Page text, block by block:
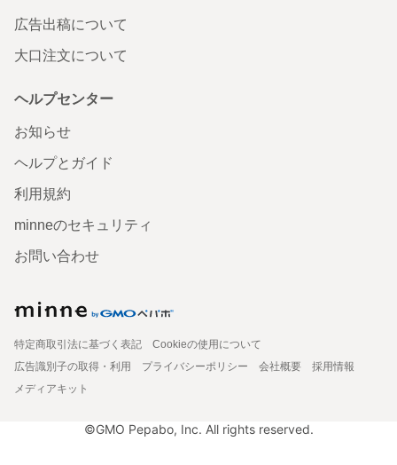
広告出稿について
大口注文について
ヘルプセンター
お知らせ
ヘルプとガイド
利用規約
minneのセキュリティ
お問い合わせ
特定商取引法に基づく表記
Cookieの使用について
広告識別子の取得・利用
プライバシーポリシー 会社概要
採用情報
メディアキット
©GMO Pepabo, Inc. All rights reserved.